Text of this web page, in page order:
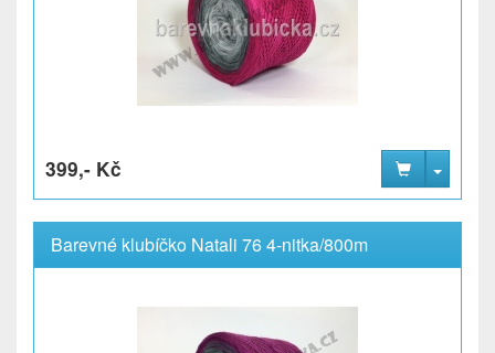
399,- Kč
Barevné klubíčko Natali 76 4-nitka/800m